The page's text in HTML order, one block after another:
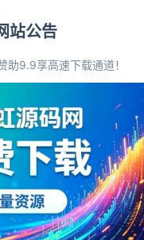
首页>源码
千寻聊
彩虹
源码简
站公告
助9.9享高速下载通道！